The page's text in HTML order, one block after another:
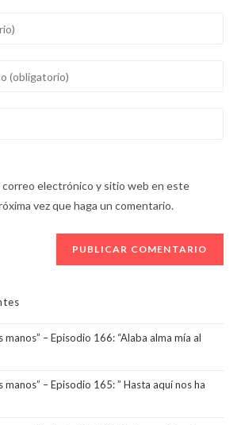
correo electrónico y sitio web en este
vez que haga un comentario.
manos” – Episodio 166: “Alaba alma mía al
manos” – Episodio 165: ” Hasta aquí nos ha